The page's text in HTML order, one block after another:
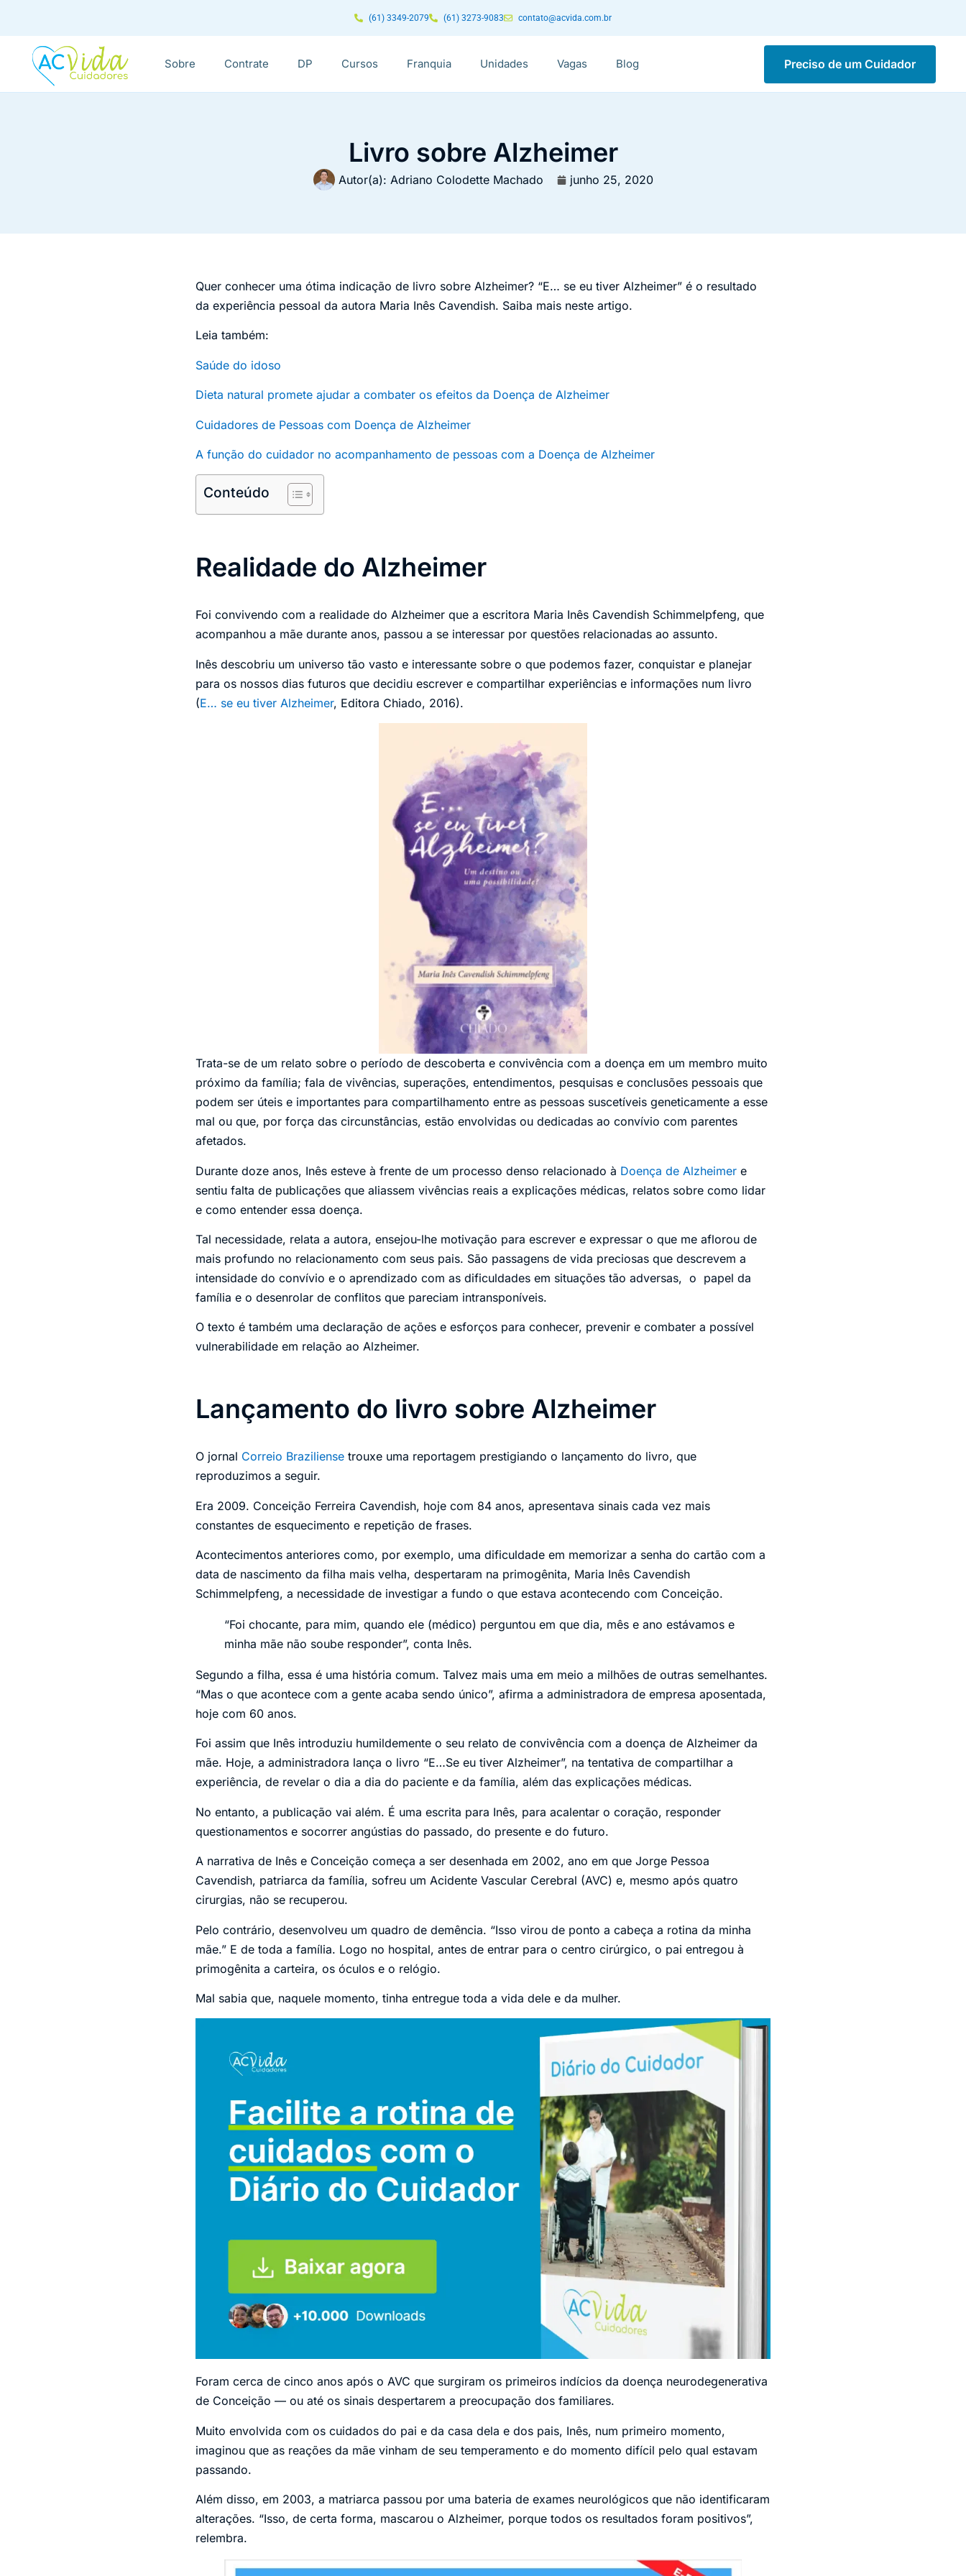
(61) 3349-2079 (61) 3273-9083 contato@acvida.com.br
Sobre Contrate DP Cursos Franquia Unidades Vagas Blog Preciso de um Cuidador
Livro sobre Alzheimer
Autor(a): Adriano Colodette Machado junho 25, 2020
Quer conhecer uma ótima indicação de livro sobre Alzheimer? “E… se eu tiver Alzheimer” é o resultado
da experiência pessoal da autora Maria Inês Cavendish. Saiba mais neste artigo.
Leia também:
Saúde do idoso
Dieta natural promete ajudar a combater os efeitos da Doença de Alzheimer
Cuidadores de Pessoas com Doença de Alzheimer
A função do cuidador no acompanhamento de pessoas com a Doença de Alzheimer
Conteúdo
Realidade do Alzheimer
Foi convivendo com a realidade do Alzheimer que a escritora Maria Inês Cavendish Schimmelpfeng, que
acompanhou a mãe durante anos, passou a se interessar por questões relacionadas ao assunto.
Inês descobriu um universo tão vasto e interessante sobre o que podemos fazer, conquistar e planejar
para os nossos dias futuros que decidiu escrever e compartilhar experiências e informações num livro
(E… se eu tiver Alzheimer, Editora Chiado, 2016).
Trata-se de um relato sobre o período de descoberta e convivência com a doença em um membro muito
próximo da família; fala de vivências, superações, entendimentos, pesquisas e conclusões pessoais que
podem ser úteis e importantes para compartilhamento entre as pessoas suscetíveis geneticamente a esse
mal ou que, por força das circunstâncias, estão envolvidas ou dedicadas ao convívio com parentes
afetados.
Durante doze anos, Inês esteve à frente de um processo denso relacionado à Doença de Alzheimer e
sentiu falta de publicações que aliassem vivências reais a explicações médicas, relatos sobre como lidar
e como entender essa doença.
Tal necessidade, relata a autora, ensejou-lhe motivação para escrever e expressar o que me aflorou de
mais profundo no relacionamento com seus pais. São passagens de vida preciosas que descrevem a
intensidade do convívio e o aprendizado com as dificuldades em situações tão adversas, o papel da
família e o desenrolar de conflitos que pareciam intransponíveis.
O texto é também uma declaração de ações e esforços para conhecer, prevenir e combater a possível
vulnerabilidade em relação ao Alzheimer.
Lançamento do livro sobre Alzheimer
O jornal Correio Braziliense trouxe uma reportagem prestigiando o lançamento do livro, que
reproduzimos a seguir.
Era 2009. Conceição Ferreira Cavendish, hoje com 84 anos, apresentava sinais cada vez mais
constantes de esquecimento e repetição de frases.
Acontecimentos anteriores como, por exemplo, uma dificuldade em memorizar a senha do cartão com a
data de nascimento da filha mais velha, despertaram na primogênita, Maria Inês Cavendish
Schimmelpfeng, a necessidade de investigar a fundo o que estava acontecendo com Conceição.
“Foi chocante, para mim, quando ele (médico) perguntou em que dia, mês e ano estávamos e
minha mãe não soube responder”, conta Inês.
Segundo a filha, essa é uma história comum. Talvez mais uma em meio a milhões de outras semelhantes.
“Mas o que acontece com a gente acaba sendo único”, afirma a administradora de empresa aposentada,
hoje com 60 anos.
Foi assim que Inês introduziu humildemente o seu relato de convivência com a doença de Alzheimer da
mãe. Hoje, a administradora lança o livro “E…Se eu tiver Alzheimer”, na tentativa de compartilhar a
experiência, de revelar o dia a dia do paciente e da família, além das explicações médicas.
No entanto, a publicação vai além. É uma escrita para Inês, para acalentar o coração, responder
questionamentos e socorrer angústias do passado, do presente e do futuro.
A narrativa de Inês e Conceição começa a ser desenhada em 2002, ano em que Jorge Pessoa
Cavendish, patriarca da família, sofreu um Acidente Vascular Cerebral (AVC) e, mesmo após quatro
cirurgias, não se recuperou.
Pelo contrário, desenvolveu um quadro de demência. “Isso virou de ponto a cabeça a rotina da minha
mãe.” E de toda a família. Logo no hospital, antes de entrar para o centro cirúrgico, o pai entregou à
primogênita a carteira, os óculos e o relógio.
Mal sabia que, naquele momento, tinha entregue toda a vida dele e da mulher.
Foram cerca de cinco anos após o AVC que surgiram os primeiros indícios da doença neurodegenerativa
de Conceição — ou até os sinais despertarem a preocupação dos familiares.
Muito envolvida com os cuidados do pai e da casa dela e dos pais, Inês, num primeiro momento,
imaginou que as reações da mãe vinham de seu temperamento e do momento difícil pelo qual estavam
passando.
Além disso, em 2003, a matriarca passou por uma bateria de exames neurológicos que não identificaram
alterações. “Isso, de certa forma, mascarou o Alzheimer, porque todos os resultados foram positivos”,
relembra.